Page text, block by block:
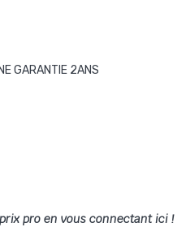
GARANTIE 2ANS
pro en vous connectant ici !